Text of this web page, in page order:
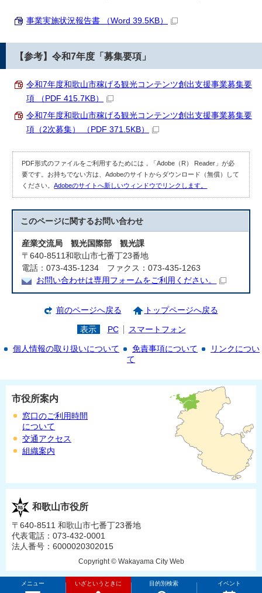
事業実施状況報告書 （Word 39.5KB）
【参考】令和7年度「募集要項」
令和7年度和歌山市稼げる観光コンテンツ創出支援事業募集要
項 （PDF 415.7KB）
令和7年度和歌山市稼げる観光コンテンツ創出支援事業募集要
項（2次募集） （PDF 371.5KB）
PDF形式のファイルをご利用するためには，「Adobe（R） Reader」が必
要です。お持ちでない方は、Adobeのサイトからダウンロード（無償）して
ください。Adobeのサイトへ新しいウィンドウでリンクします。
このページに関するお問い合わせ
産業交流局 観光国際部 観光課
〒640-8511和歌山市七番丁23番地
電話：073-435-1234 ファクス：073-435-1263
お問い合わせは専用フォームをご利用ください。
前のページへ戻る トップページへ戻る
表示 PC スマートフォン
個人情報の取り扱いについて 免責事項について
リンクについ
て
メニュー いざというときに 目的別検索 イベント
市役所案内
窓口のご利用時間
について
交通アクセス
組織案内
和歌山市役所
〒640-8511 和歌山市七番丁23番地
代表電話：073-432-0001
法人番号：6000020302015
Copyright © Wakayama City Web